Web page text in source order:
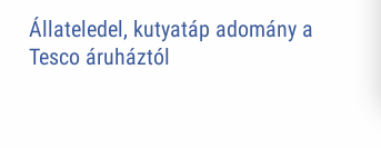
Állateledel, kutyatáp adomány a
Tesco áruháztól